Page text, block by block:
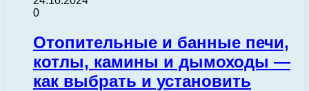
0
Отопительные и банные печи,
котлы, камины и дымоходы —
как выбрать и установить